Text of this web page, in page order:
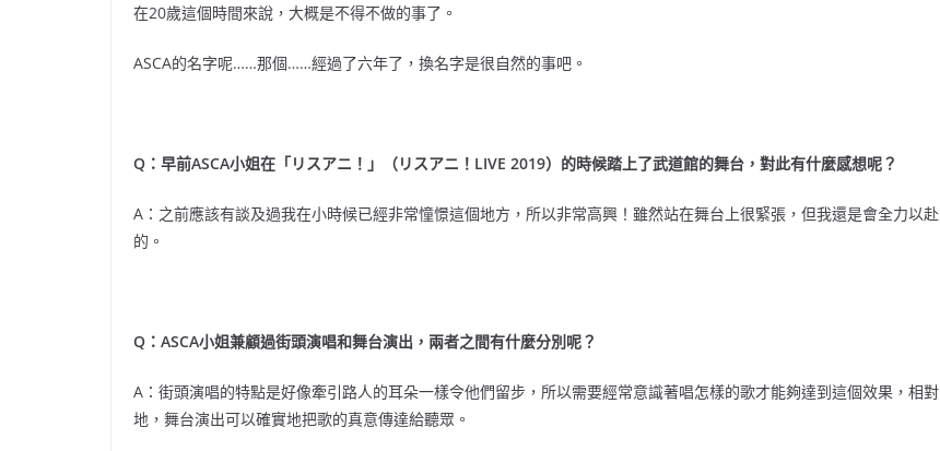
在20歲這個時間來說，大概是不得不做的事了。
ASCA的名字呢……那個……經過了六年了，換名字是很自然的事吧。
Q：早前ASCA小姐在「リスアニ！」（リスアニ！LIVE 2019）的時候踏上了武道館的舞台，對此有什麼感想呢？
A：之前應該有談及過我在小時候已經非常憧憬這個地方，所以非常高興！雖然站在舞台上很緊張，但我還是會全力以赴
的。
Q：ASCA小姐兼顧過街頭演唱和舞台演出，兩者之間有什麼分別呢？
A：街頭演唱的特點是好像牽引路人的耳朵一樣令他們留步，所以需要經常意識著唱怎樣的歌才能夠達到這個效果，相對
地，舞台演出可以確實地把歌的真意傳達給聽眾。